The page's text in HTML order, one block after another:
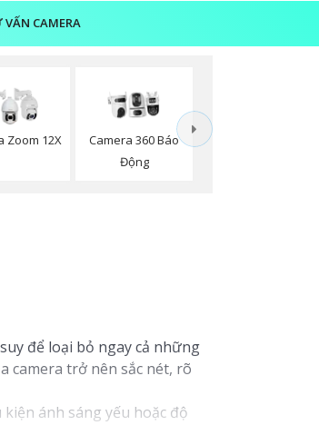
VẤN CAMERA
Zoom 12X
Camera 360 Báo
Động
để loại bỏ ngay cả những
camera trở nên sắc nét, rõ
ánh sáng yếu hoặc độ